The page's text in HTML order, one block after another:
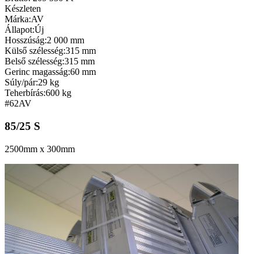
Készleten
Márka:AV
Állapot:Új
Hosszúság:2 000 mm
Külső szélesség:315 mm
Belső szélesség:315 mm
Gerinc magasság:60 mm
Súly/pár:29 kg
Teherbírás:600 kg
#62AV
85/25 S
2500mm x 300mm